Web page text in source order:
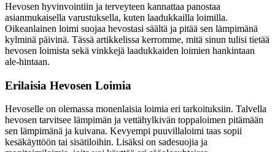
Hevosen hyvinvointiin ja terveyteen kannattaa panostaa
asianmukaisella varustuksella, kuten laadukkailla loimilla.
Oikeanlainen loimi suojaa hevostasi säältä ja pitää sen lämpimänä
kylminä päivinä. Tässä artikkelissa kerromme, mitä sinun tulisi tietää
hevosen loimista sekä vinkkejä laadukkaiden loimien hankintaan
ale-hintaan.
Erilaisia Hevosen Loimia
Hevoselle on olemassa monenlaisia loimia eri tarkoituksiin. Talvella
hevosen tarvitsee lämpimän ja vettähylkivän toppaloimen pitämään
sen lämpimänä ja kuivana. Kevyempi puuvillaloimi taas sopii
kesäkäyttöön tai sisätiloihin. Lisäksi on sadesuojia ja